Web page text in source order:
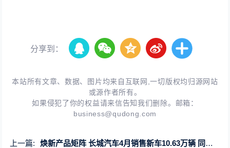
分享到：
本站所有文章、数据、图片均来自互联网,一切版权均归源网站
或源作者所有。
如果侵犯了你的权益请来信告知我们删除。邮箱：
business@qudong.com
上一篇:
焕新产品矩阵 长城汽车4月销售新车10.63万辆 同比增长6.25%